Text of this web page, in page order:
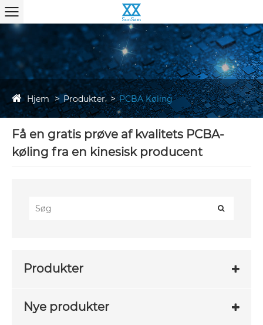
Hjem Produkter PCBA Køling
Få en gratis prøve af kvalitets PCBA-
køling fra en kinesisk producent
Produkter
Nye produkter